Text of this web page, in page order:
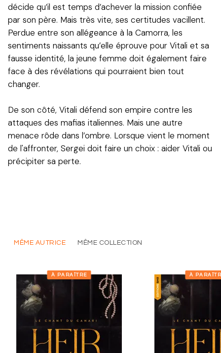
décide qu’il est temps d’achever la mission confiée
par son père. Mais très vite, ses certitudes vacillent.
Perdue entre son allégeance à la Camorra, les
sentiments naissants qu’elle éprouve pour Vitali et sa
fausse identité, la jeune femme doit également faire
face à des révélations qui pourraient bien tout
changer.
De son côté, Vitali défend son empire contre les
attaques des mafias italiennes. Mais une autre
menace rôde dans l’ombre. Lorsque vient le moment
de l'affronter, Sergei doit faire un choix : aider Vitali ou
précipiter sa perte.
MÊME AUTRICE MÊME COLLECTION
À PARAÎTRE À